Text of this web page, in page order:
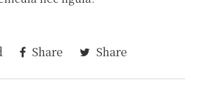
Share Share